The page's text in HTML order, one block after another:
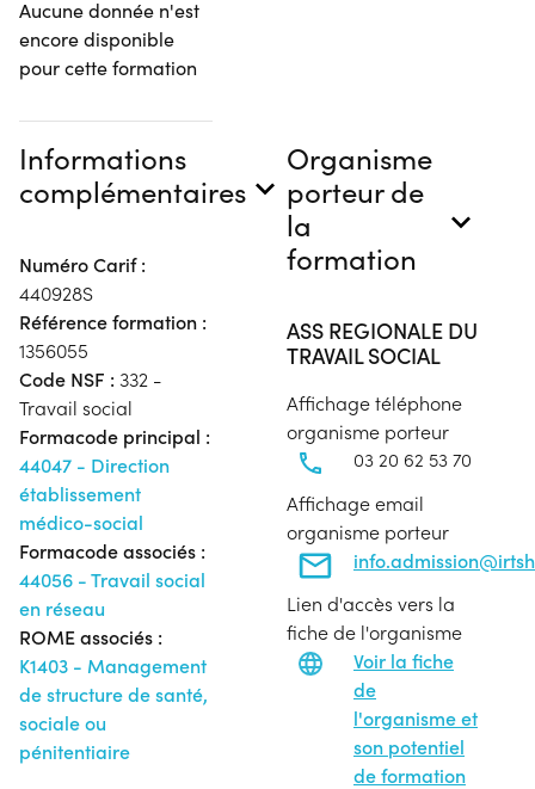
Aucune donnée n'est
encore disponible
pour cette formation
Informations
complémentaires
Numéro Carif :
440928S
Référence formation :
1356055
Code NSF : 332 -
Travail social
Formacode principal :
44047 - Direction
établissement
médico-social
Formacode associés :
44056 - Travail social
en réseau
ROME associés :
K1403 - Management
de structure de santé,
sociale ou
pénitentiaire
Organisme
porteur de
la
formation
ASS REGIONALE DU
TRAVAIL SOCIAL
Affichage téléphone
organisme porteur
03 20 62 53 70
Affichage email
organisme porteur
Lien d'accès vers la
fiche de l'organisme
Voir la fiche
de
l'organisme et
son potentiel
de formation